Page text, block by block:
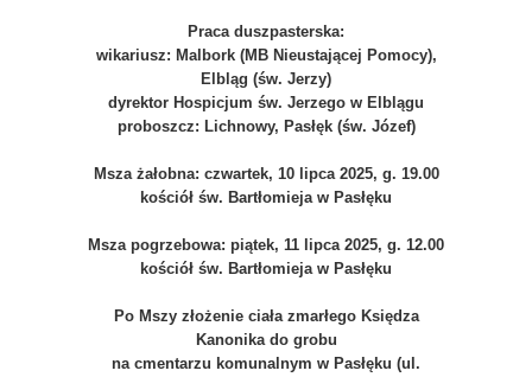
Praca duszpasterska:
wikariusz: Malbork (MB Nieustającej Pomocy),
Elbląg (św. Jerzy)
dyrektor Hospicjum św. Jerzego w Elblągu
proboszcz: Lichnowy, Pasłęk (św. Józef)
Msza żałobna: czwartek, 10 lipca 2025, g. 19.00
kościół św. Bartłomieja w Pasłęku
Msza pogrzebowa: piątek, 11 lipca 2025, g. 12.00
kościół św. Bartłomieja w Pasłęku
Po Mszy złożenie ciała zmarłego Księdza
Kanonika do grobu
na cmentarzu komunalnym w Pasłęku (ul.